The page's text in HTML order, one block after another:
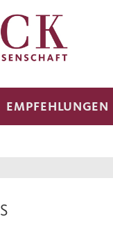
EMPFEHLUNGEN